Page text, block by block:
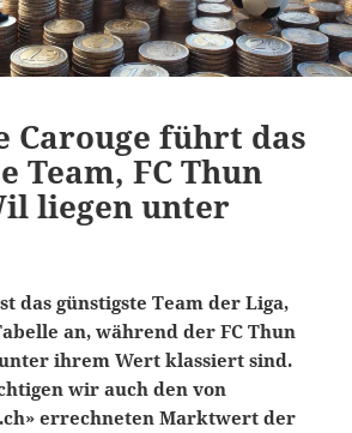
Carouge führt das
Team, FC Thun
liegen unter
das günstigste Team der Liga,
an, während der FC Thun
ihrem Wert klassiert sind.
wir auch den von
errechneten Marktwert der